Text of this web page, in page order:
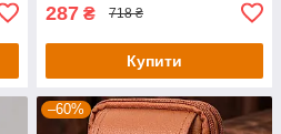
287 ₴ 718 ₴
Купити
–60%